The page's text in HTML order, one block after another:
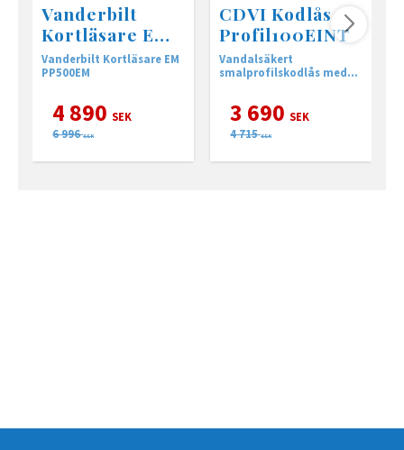
Vanderbilt
Kortläsare EM
PP500EM
Vanderbilt Kortläsare EM
PP500EM
4 890 SEK
6 996 SEK
CDVI Kodlås
Profil100EINT
Vandalsäkert
smalprofilskodlås med
montage
3 690 SEK
4 715 SEK